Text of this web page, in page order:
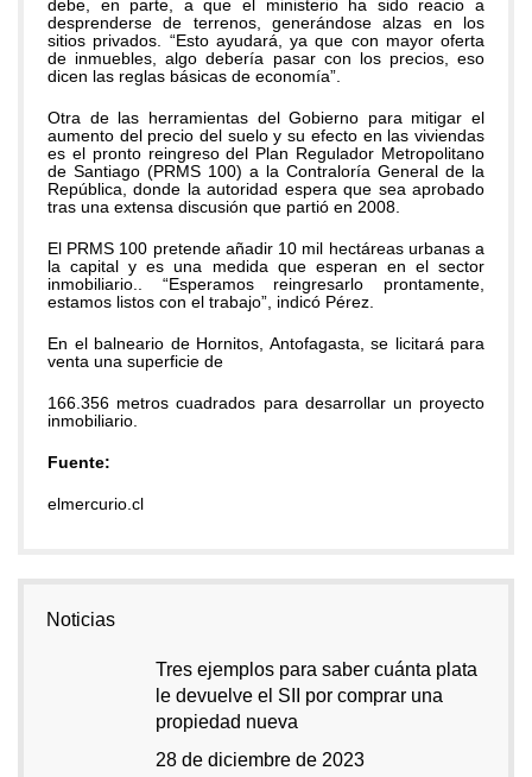
debe, en parte, a que el ministerio ha sido reacio a
desprenderse de terrenos, generándose alzas en los
sitios privados. “Esto ayudará, ya que con mayor oferta
de inmuebles, algo debería pasar con los precios, eso
dicen las reglas básicas de economía”.
Otra de las herramientas del Gobierno para mitigar el
aumento del precio del suelo y su efecto en las viviendas
es el pronto reingreso del Plan Regulador Metropolitano
de Santiago (PRMS 100) a la Contraloría General de la
República, donde la autoridad espera que sea aprobado
tras una extensa discusión que partió en 2008.
El PRMS 100 pretende añadir 10 mil hectáreas urbanas a
la capital y es una medida que esperan en el sector
inmobiliario.. “Esperamos reingresarlo prontamente,
estamos listos con el trabajo”, indicó Pérez.
En el balneario de Hornitos, Antofagasta, se licitará para
venta una superficie de
166.356 metros cuadrados para desarrollar un proyecto
inmobiliario.
Fuente:
elmercurio.cl
Noticias
Tres ejemplos para saber cuánta plata
le devuelve el SII por comprar una
propiedad nueva
28 de diciembre de 2023